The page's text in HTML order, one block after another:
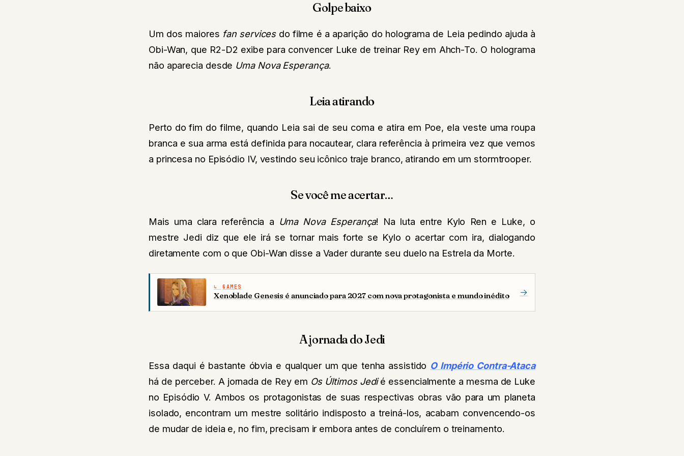
Golpe baixo
Um dos maiores fan servicesdo filme é a aparição do holograma de Leia pedindo ajuda à
Obi-Wan, que R2-D2 exibe para convencer Luke de treinar Rey em Ahch-To. O holograma
não aparecia desde Uma Nova Esperança.
Leia atirando
Perto do fim do filme, quando Leia sai de seu coma e atira em Poe, ela veste uma roupa
branca e sua arma está definida para nocautear, clara referência à primeira vez que vemos
a princesa no Episódio IV, vestindo seu icônico traje branco, atirando em um stormtrooper.
Se você me acertar…
Mais uma clara referência a Uma Nova Esperança! Na luta entre Kylo Ren e Luke, o
mestre Jedi diz que ele irá se tornar mais forte se Kylo o acertar com ira, dialogando
diretamente com o que Obi-Wan disse a Vader durante seu duelo na Estrela da Morte.
GAMES
Xenoblade Genesis é anunciado para 2027 com nova protagonista e mundo inédito →
A jornada do Jedi
Essa daqui é bastante óbvia e qualquer um que tenha assistido O Império Contra-Ataca
há de perceber. A jornada de Rey em Os Últimos Jedié essencialmente a mesma de Luke
no Episódio V. Ambos os protagonistas de suas respectivas obras vão para um planeta
isolado, encontram um mestre solitário indisposto a treiná-los, acabam convencendo-os
de mudar de ideia e, no fim, precisam ir embora antes de concluírem o treinamento.